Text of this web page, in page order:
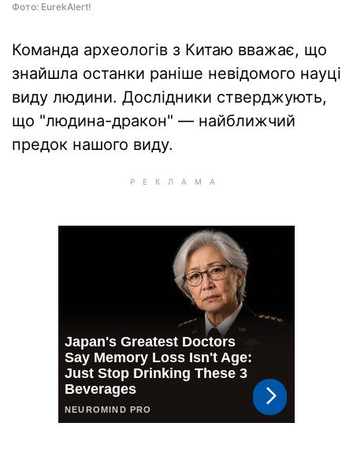
Фото: EurekAlert!
Команда археологів з Китаю вважає, що
знайшла останки раніше невідомого науці
виду людини. Дослідники стверджують,
що "людина-дракон" — найближчий
предок нашого виду.